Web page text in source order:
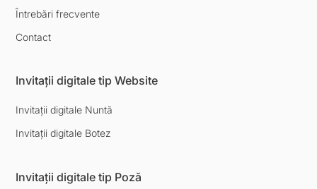
Întrebări frecvente
Contact
Invitații digitale tip Website
Invitații digitale Nuntă
Invitații digitale Botez
Invitații digitale tip Poză